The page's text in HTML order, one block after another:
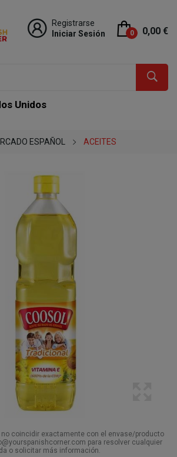
Registrarse
Iniciar Sesión
0 0,00 €
Unidos
ESPAÑOL ACEITES
no coincidir exactamente con el envase/producto
para resolver cualquier
o solicitar más información.